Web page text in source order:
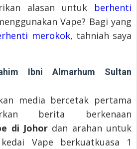
alasan untuk berhenti
Vape? Bagi yang
merokok, tahniah saya
Ibni Almarhum Sultan
media bercetak pertama
berita berkenaan
di Johor dan arahan untuk
Vape berkuatkuasa 1